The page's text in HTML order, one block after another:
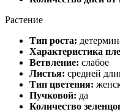
Растение
Тип роста:
Характеристика
Ветвление: слабое
Листья: средней
Тип цветения:
Пучковой: да
Количество